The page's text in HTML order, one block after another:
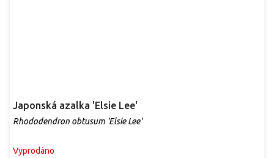
Japonská azalka 'Elsie Lee'
Rhododendron obtusum 'Elsie Lee'
Vyprodáno